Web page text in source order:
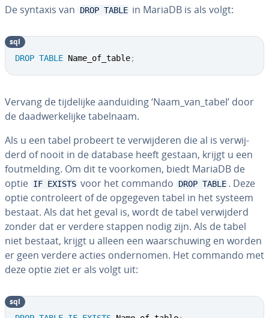
De syntaxis van
DROP TABLE in MariaDB is als volgt:
DROP TABLE Name_of_table;
sql
Vervang de tij­de­lij­ke aan­dui­ding ‘Naam_van_tabel’ door
de daad­wer­ke­lij­ke tabelnaam.
Als u een tabel probeert te ver­wij­de­ren die al is ver­wij­
derd of nooit in de database heeft gestaan, krijgt u een
fout­mel­ding. Om dit te voorkomen, biedt MariaDB de
optie IF EXISTS voor het commando DROP TABLE . Deze
optie con­tro­leert of de opgegeven tabel in het systeem
bestaat. Als dat het geval is, wordt de tabel ver­wij­derd
zonder dat er verdere stappen nodig zijn. Als de tabel
niet bestaat, krijgt u alleen een waar­schu­wing en worden
er geen verdere acties on­der­no­men. Het commando met
deze optie ziet er als volgt uit:
sql